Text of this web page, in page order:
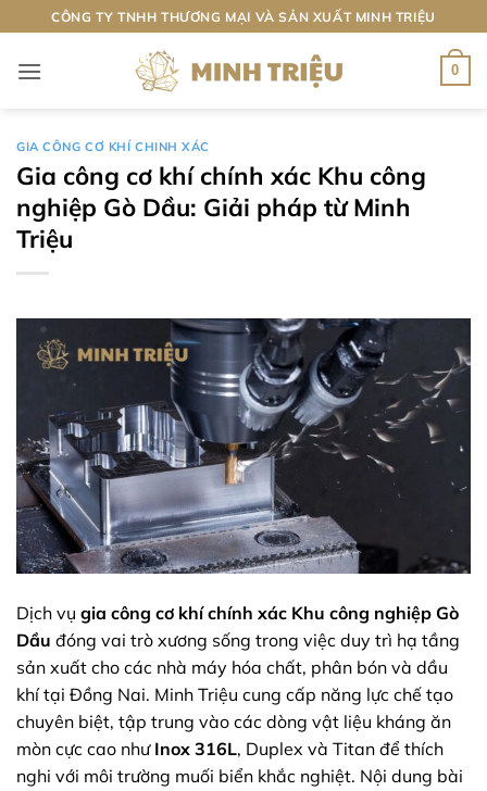
qua
nội
CÔNG TY TNHH THƯƠNG MẠI VÀ SẢN XUẤT MINH TRIỆU
0
GIA CÔNG CƠ KHÍ CHINH XÁC
Gia công cơ khí chính xác Khu công
nghiệp Gò Dầu: Giải pháp từ Minh
Triệu
Dịch vụ gia công cơ khí chính xác Khu công nghiệp Gò
Dầu đóng vai trò xương sống trong việc duy trì hạ tầng
sản xuất cho các nhà máy hóa chất, phân bón và dầu
khí tại Đồng Nai. Minh Triệu cung cấp năng lực chế tạo
chuyên biệt, tập trung vào các dòng vật liệu kháng ăn
mòn cực cao như Inox 316L, Duplex và Titan để thích
nghi với môi trường muối biển khắc nghiệt. Nội dung bài